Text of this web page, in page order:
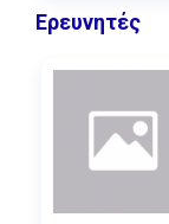
Ερευνητές